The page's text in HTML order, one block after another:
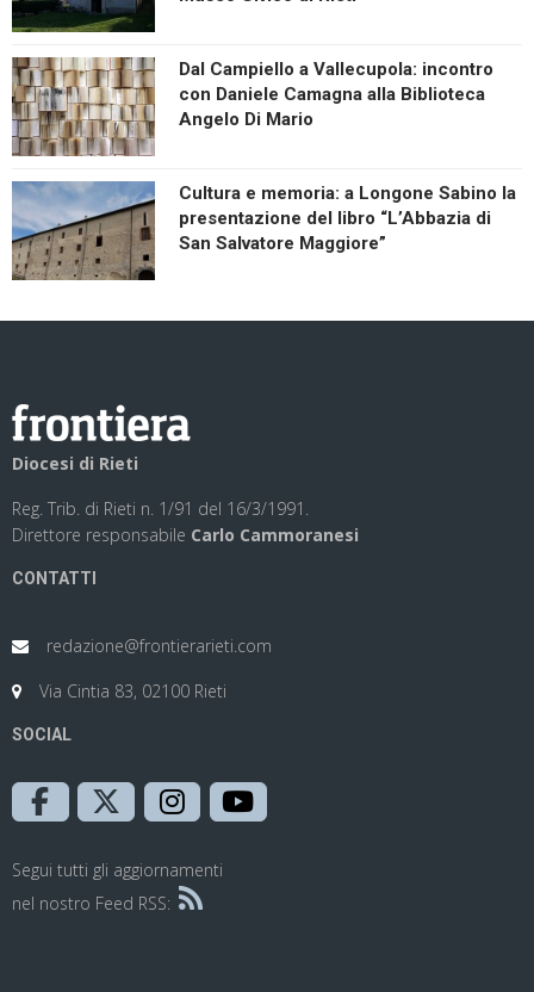
Dal Campiello a Vallecupola: incontro
con Daniele Camagna alla Biblioteca
Angelo Di Mario
Cultura e memoria: a Longone Sabino la
presentazione del libro “L’Abbazia di
San Salvatore Maggiore”
Diocesi di Rieti
Reg. Trib. di Rieti n. 1/91 del 16/3/1991.
Direttore responsabile Carlo Cammoranesi
CONTATTI
redazione@frontierarieti.com
Via Cintia 83, 02100 Rieti
SOCIAL
Segui tutti gli aggiornamenti
nel nostro Feed RSS: